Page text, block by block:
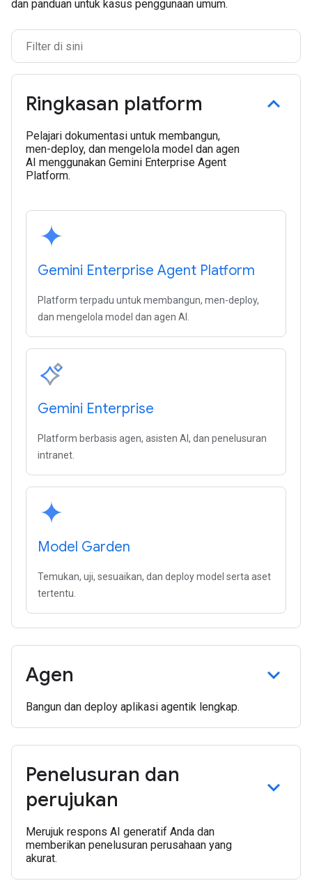
dan panduan untuk kasus penggunaan umum.
Ringkasan platform
Pelajari dokumentasi untuk membangun,
men-deploy, dan mengelola model dan agen
AI menggunakan Gemini Enterprise Agent
Platform.
Gemini Enterprise Agent Platform
Platform terpadu untuk membangun, men-deploy,
dan mengelola model dan agen AI.
Gemini Enterprise
Platform berbasis agen, asisten AI, dan penelusuran
intranet.
Model Garden
Temukan, uji, sesuaikan, dan deploy model serta aset
tertentu.
Agen
Bangun dan deploy aplikasi agentik lengkap.
Penelusuran dan
perujukan
Merujuk respons AI generatif Anda dan
memberikan penelusuran perusahaan yang
akurat.